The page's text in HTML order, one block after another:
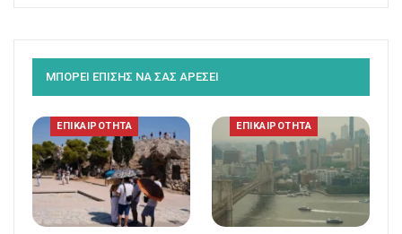
ΜΠΟΡΕΙ ΕΠΙΣΗΣ ΝΑ ΣΑΣ ΑΡΕΣΕΙ
ΕΠΙΚΑΙΡΟΤΗΤΑ ΕΠΙΚΑΙΡΟΤΗΤΑ